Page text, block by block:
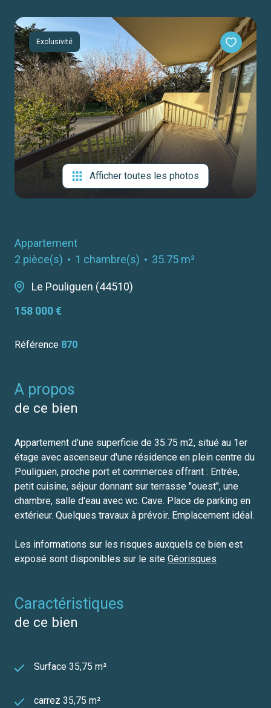
notre
agence
contact
Exclusivité
Afficher toutes les photos
Appartement
2 pièce(s)
1 chambre(s) 35.75 m²
Le Pouliguen (44510)
158 000 €
Référence 870
a propos
de ce bien
Appartement d'une superficie de 35.75 m2, situé au 1er
étage avec ascenseur d'une résidence en plein centre du
Pouliguen, proche port et commerces offrant : Entrée,
petit cuisine, séjour donnant sur terrasse "ouest", une
chambre, salle d'eau avec wc. Cave. Place de parking en
extérieur. Quelques travaux à prévoir. Emplacement idéal.
Les informations sur les risques auxquels ce bien est
exposé sont disponibles sur le site Géorisques
caractéristiques
de ce bien
Surface 35,75 m²
carrez 35,75 m²